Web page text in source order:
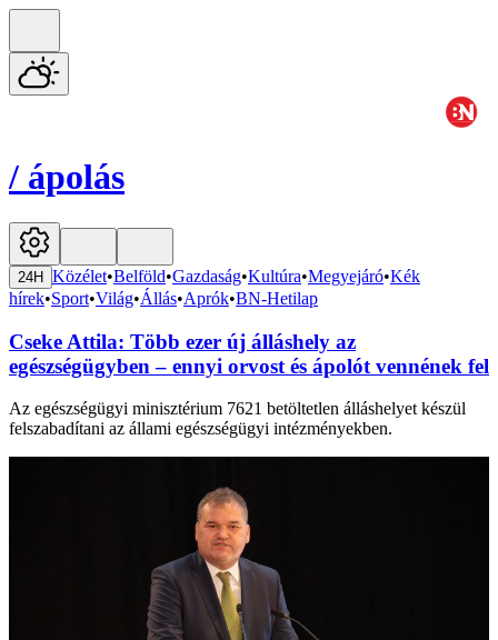
/ ápolás
24H Közélet•Belföld•Gazdaság•Kultúra•Megyejáró•Kék
hírek•Sport•Világ•Állás•Aprók•BN-Hetilap
Cseke Attila: Több ezer új álláshely az
egészségügyben – ennyi orvost és ápolót vennének fel
Az egészségügyi minisztérium 7621 betöltetlen álláshelyet készül
felszabadítani az állami egészségügyi intézményekben.